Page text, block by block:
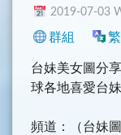
2019-07-03
群組
台妹美女圖分
球各地喜愛台
頻道：（台妹圖